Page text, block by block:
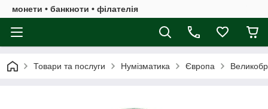
монети • банкноти • філателія
Товари та послуги Нумізматика Європа